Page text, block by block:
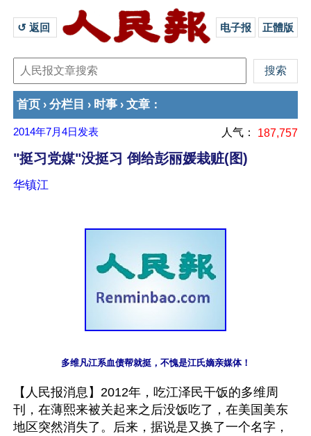
↺ 返回 电子报 正體版
首页 › 分栏目 › 时事 › 文章 ：
2014年7月4日 发表 人气： 187,757
"挺习党媒"没挺习 倒给彭丽媛栽赃(图)
华镇江
多维凡江系血债帮就挺，不愧是江氏嫡亲媒体！
【人民报消息】2012年，吃江泽民干饭的多维周
刊，在薄熙来被关起来之后没饭吃了，在美国美东
地区突然消失了。后来，据说是又换了一个名字，